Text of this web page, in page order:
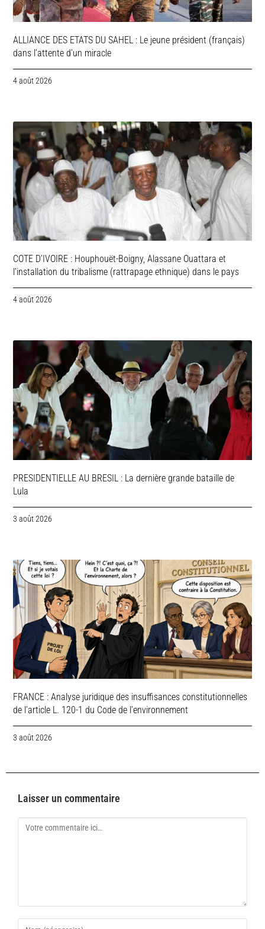
ALLIANCE DES ETATS DU SAHEL : Le jeune président (français)
dans l’attente d’un miracle
4 août 2026
COTE D’IVOIRE : Houphouët-Boigny, Alassane Ouattara et
l’installation du tribalisme (rattrapage ethnique) dans le pays
4 août 2026
PRESIDENTIELLE AU BRESIL : La dernière grande bataille de
Lula
3 août 2026
FRANCE : Analyse juridique des insuffisances constitutionnelles
de l’article L. 120-1 du Code de l’environnement
3 août 2026
Laisser un commentaire